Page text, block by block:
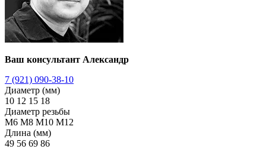
Ваш консультант Александр
7 (921) 090-38-10
Диаметр (мм)
10 12 15 18
Диаметр резьбы
М6 М8 М10 М12
Длина (мм)
49 56 69 86